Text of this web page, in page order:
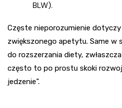
BLW).
Częste nieporozumienie
zwiększonego apetytu. Same w
do rozszerzania diety,
często to po prostu skoki
jedzenie”.